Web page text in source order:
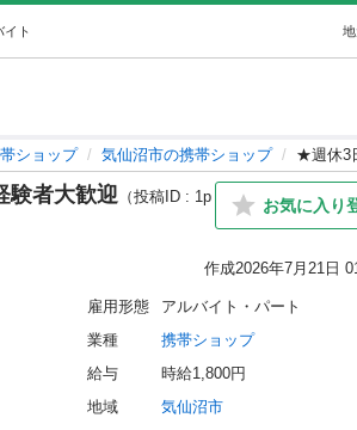
イト
ショップ 気仙沼市の携帯ショップ ★週休3
者大歓迎 （投稿ID : 1p
お気に入り
作成2026年7月21日
雇用形態
アルバイト・パート
業種
携帯ショップ
給与
時給1,800円
地域
気仙沼市